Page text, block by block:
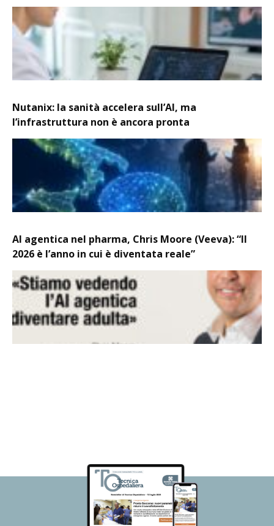
Nutanix: la sanità accelera sull’AI, ma
l’infrastruttura non è ancora pronta
AI agentica nel pharma, Chris Moore (Veeva): “Il
2026 è l’anno in cui è diventata reale”